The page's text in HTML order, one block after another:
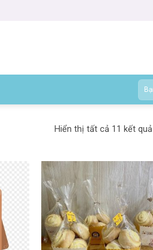
Tìm
kiếm:
Hiển thị tất cả 11 kết quả